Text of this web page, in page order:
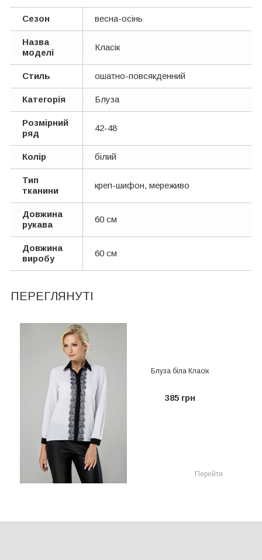
Сезон весна-осінь
Назва
моделі
Класік
Стиль ошатно-повсякденний
Категорія Блуза
Розмірний
ряд
42-48
Колір білий
Тип
тканини
креп-шифон, мереживо
Довжина
рукава
60 см
Довжина
виробу
60 см
ПЕРЕГЛЯНУТІ
Блуза біла Класік
385 грн
Перейти